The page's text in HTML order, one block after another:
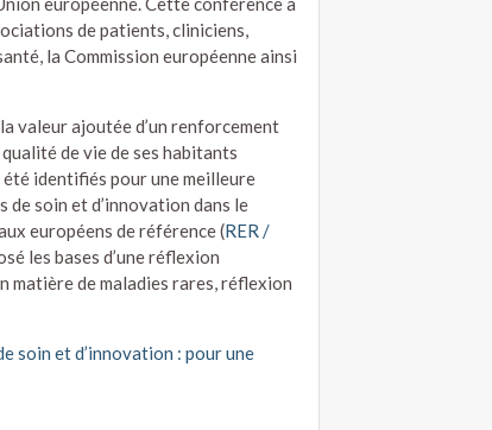
européenne. Cette conférence a
de patients, cliniciens,
la Commission européenne ainsi
valeur ajoutée d’un renforcement
de vie de ses habitants
identifiés pour une meilleure
de soin et d’innovation dans le
européens de référence (RER /
les bases d’une réflexion
matière de maladies rares, réflexion
soin et d’innovation : pour une